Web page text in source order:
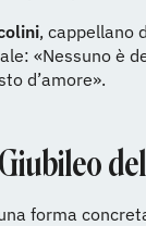
, cappellano
«Nessuno è
d’amore».
forma